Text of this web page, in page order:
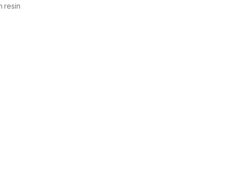
resin